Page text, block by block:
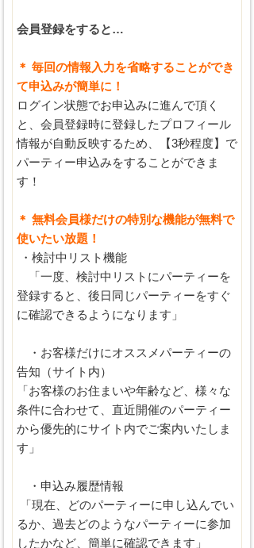
会員登録をすると…
＊ 毎回の情報入力を省略することができ
て申込みが簡単に！
ログイン状態でお申込みに進んで頂く
と、会員登録時に登録したプロフィール
情報が自動反映するため、【3秒程度】で
パーティー申込みをすることができま
す！
＊ 無料会員様だけの特別な機能が無料で
使いたい放題！
・検討中リスト機能
「一度、検討中リストにパーティーを
登録すると、後日同じパーティーをすぐ
に確認できるようになります」
・お客様だけにオススメパーティーの
告知（サイト内）
「お客様のお住まいや年齢など、様々な
条件に合わせて、直近開催のパーティー
から優先的にサイト内でご案内いたしま
す」
・申込み履歴情報
「現在、どのパーティーに申し込んでい
るか、過去どのようなパーティーに参加
したかなど、簡単に確認できます」